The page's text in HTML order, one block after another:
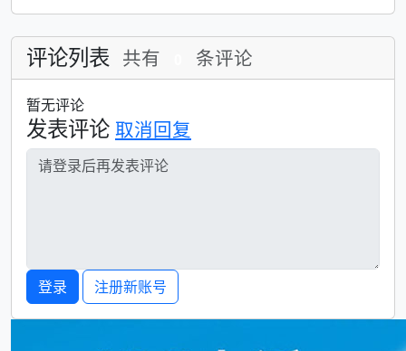
评论列表 共有 条评论
暂无评论
发表评论 取消回复
登录 注册新账号